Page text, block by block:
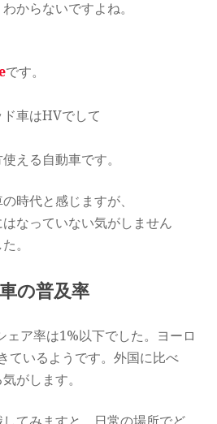
からないですよね。
です。
車はHVでして
える自動車です。
時代と感じますが、
なっていない気がしません
。
の普及率
ェア率は1%以下でした。ヨーロ
ているようです。外国に比べ
がします。